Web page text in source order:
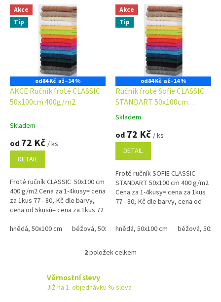
p
Akce
Tip
od84 Kč až–14 %
AKCE Ručník froté CLASSIC
50x100cm 400g/m2
Skladem
od 72 Kč / ks
DETAIL
Froté ručník CLASSIC 50x100 cm
400 g/m2 Cena za 1-4kusy= cena
za 1kus 77 - 80,-Kč dle barvy,
cena od 5kusů= cena za 1kus 72
béžová a...
hnědá, 50x100 cm béžová, 50x100 xm černá, 50x100 cm
Akce
Tip
od84 Kč až–14 %
Ručník froté Sofie CLASSIC
STANDART 50x100cm
400g/m2
Průměrné
produktu
4,9
5
hvězdiček.
Skladem
od 72 Kč / ks
DETAIL
Froté ručník SOFIE CLASSIC
STANDART 50x100 cm 400 g/m2
Cena za 1-4kusy= cena za 1kus
77 - 80,-Kč dle barvy, cena od
hnědá, 50x100 cm
béžová,
O
á
2položek celkem
Věrnostní slevy
JIŽ na 1. objednávku % sleva